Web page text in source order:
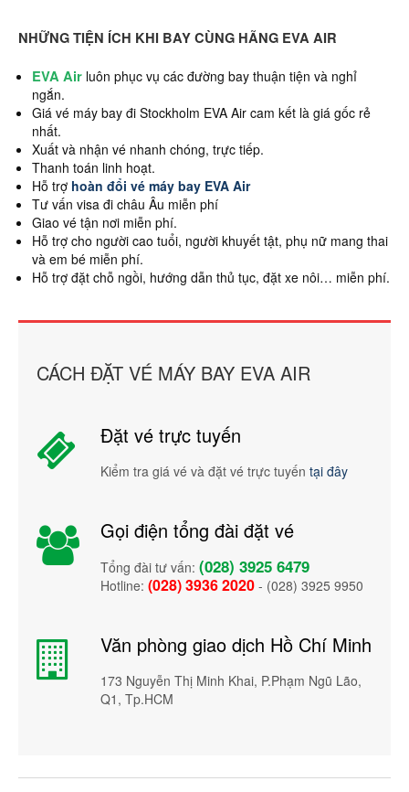
NHỮNG TIỆN ÍCH KHI BAY CÙNG HÃNG EVA AIR
EVA Air luôn phục vụ các đường bay thuận tiện và nghỉ
ngắn.
Giá vé máy bay đi Stockholm EVA Air cam kết là giá gốc rẻ
nhất.
Xuất và nhận vé nhanh chóng, trực tiếp.
Thanh toán linh hoạt.
Hỗ trợ hoàn đổi vé máy bay EVA Air
Tư vấn visa đi châu Âu miễn phí
Giao vé tận nơi miễn phí.
Hỗ trợ cho người cao tuổi, người khuyết tật, phụ nữ mang thai
và em bé miễn phí.
Hỗ trợ đặt chỗ ngồi, hướng dẫn thủ tục, đặt xe nôi… miễn phí.
CÁCH ĐẶT VÉ MÁY BAY EVA AIR
Đặt vé trực tuyến
Kiểm tra giá vé và đặt vé trực tuyến tại đây
Gọi điện tổng đài đặt vé
Tổng đài tư vấn: (028) 3925 6479
Hotline: (028) 3936 2020 - (028) 3925 9950
Văn phòng giao dịch Hồ Chí Minh
173 Nguyễn Thị Minh Khai, P.Phạm Ngũ Lão,
Q1, Tp.HCM